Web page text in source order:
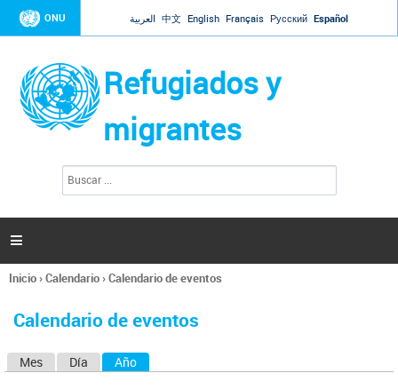
Jump to navigation
ONU العربية 中文 English Français Русский Español
Refugiados y
migrantes
l
s

Se
usted
Inicio›Calendario›Calendario de eventos
Calendario de eventos
Mes Día Año